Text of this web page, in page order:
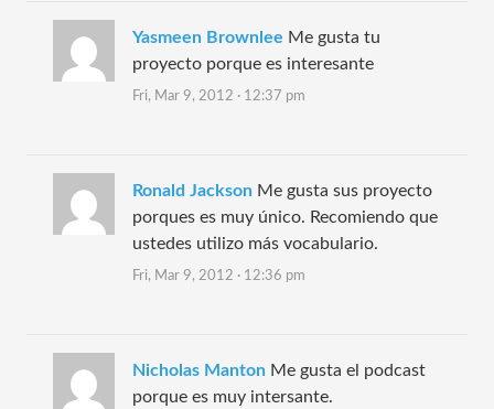
Yasmeen Brownlee Me gusta tu
proyecto porque es interesante
Fri, Mar 9, 2012 · 12:37 pm
Ronald Jackson Me gusta sus proyecto
porques es muy único. Recomiendo que
ustedes utilizo más vocabulario.
Fri, Mar 9, 2012 · 12:36 pm
Nicholas Manton Me gusta el podcast
porque es muy intersante.